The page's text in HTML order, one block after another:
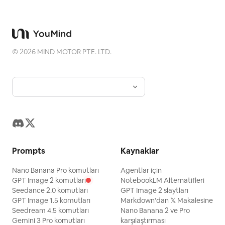
mezar taşı ekleyin: en solda 1 büyük eğik
hemen sağında 1 dar taş, en sağ ön
planda 1 büyük eğik taş ve orta planda
zemini karanlık, çamurlu ve kayalık
iki yanda çıplak bükülmüş ağaçlar ve
gotik bir korku atmosferi bulunmalı.
Dinamik kompozisyon, sinematik
aydınlatma, aydan gelen güçlü kenar
ışığı, doygun anime renkleri, keskin çizgi
©2026 MIND MOTOR PTE. LTD.
Prompts
Nano Banana Pro komutları
GPT Image 2 komutları
Seedance 2.0 komutları
GPT Image 1.5 komutları
Seedream 4.5 komutları
Gemini 3 Pro komutları
Kaynaklar
Agentlar için
NotebookLM Alternatifleri
GPT Image 2 slaytları
Markdown'dan 𝕏 Makalesine
Nano Banana 2 ve Pro
karşılaştırması